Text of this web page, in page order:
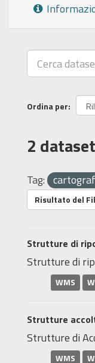
Ordina per
2
Tag:
Risultato del
Strutture di
Strutture di
WMS
Strutture
Strutture di
WMS